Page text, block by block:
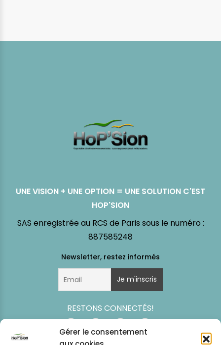
Gérer le consentement
UNE VISION + UNE OPTION = UNE SOLUTION C'EST
HOP'SION
SAS enregistrée au RCS de Paris sous le numéro :
887585248
RESTONS CONNECTÉS!